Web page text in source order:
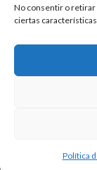
No consentir o
ciertas
Política
Aviso legal